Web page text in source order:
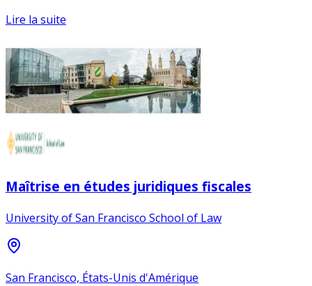
Lire la suite
Maîtrise en études juridiques fiscales
University of San Francisco School of Law
San Francisco, États-Unis d'Amérique